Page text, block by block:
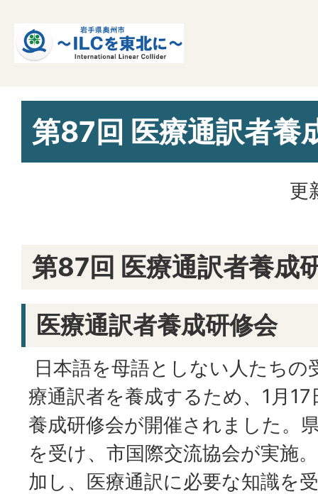
第87回 医療通訳者養
更
第87回 医療通訳者養成
医療通訳者養成研修会
日本語を母語としない人たち
療通訳者を養成するため、1月
養成研修会が開催されました。
を受け、市国際交流協会が実施
加し、医療通訳に必要な知識を